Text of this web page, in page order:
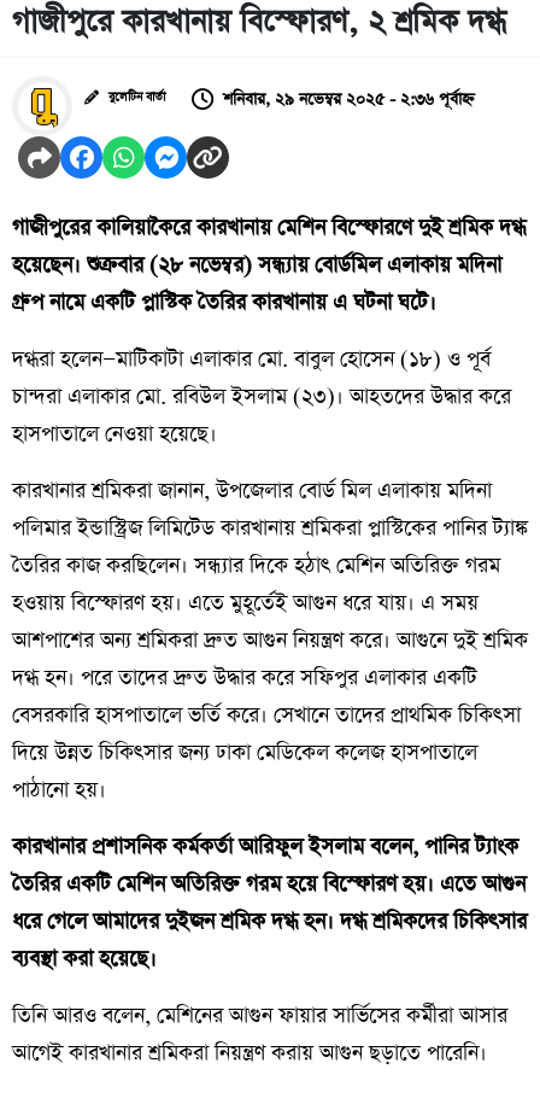
গাজীপুরে কারখানায় বিস্ফোরণ, ২ শ্রমিক দগ্ধ
বুলেটিন বার্তা শনিবার, ২৯ নভেম্বর ২০২৫ - ২:৩৬ পূর্বাহ্ন
গাজীপুরের কালিয়াকৈরে কারখানায় মেশিন বিস্ফোরণে দুই শ্রমিক দগ্ধ
হয়েছেন। শুক্রবার (২৮ নভেম্বর) সন্ধ্যায় বোর্ডমিল এলাকায় মদিনা
গ্রুপ নামে একটি প্লাস্টিক তৈরির কারখানায় এ ঘটনা ঘটে।
দগ্ধরা হলেন—মাটিকাটা এলাকার মো. বাবুল হোসেন (১৮) ও পূর্ব
চান্দরা এলাকার মো. রবিউল ইসলাম (২৩)। আহতদের উদ্ধার করে
হাসপাতালে নেওয়া হয়েছে।
কারখানার শ্রমিকরা জানান, উপজেলার বোর্ড মিল এলাকায় মদিনা
পলিমার ইন্ডাস্ট্রিজ লিমিটেড কারখানায় শ্রমিকরা প্লাস্টিকের পানির ট্যাঙ্ক
তৈরির কাজ করছিলেন। সন্ধ্যার দিকে হঠাৎ মেশিন অতিরিক্ত গরম
হওয়ায় বিস্ফোরণ হয়। এতে মুহূর্তেই আগুন ধরে যায়। এ সময়
আশপাশের অন্য শ্রমিকরা দ্রুত আগুন নিয়ন্ত্রণ করে। আগুনে দুই শ্রমিক
দগ্ধ হন। পরে তাদের দ্রুত উদ্ধার করে সফিপুর এলাকার একটি
বেসরকারি হাসপাতালে ভর্তি করে। সেখানে তাদের প্রাথমিক চিকিৎসা
দিয়ে উন্নত চিকিৎসার জন্য ঢাকা মেডিকেল কলেজ হাসপাতালে
পাঠানো হয়।
কারখানার প্রশাসনিক কর্মকর্তা আরিফুল ইসলাম বলেন, পানির ট্যাংক
তৈরির একটি মেশিন অতিরিক্ত গরম হয়ে বিস্ফোরণ হয়। এতে আগুন
ধরে গেলে আমাদের দুইজন শ্রমিক দগ্ধ হন। দগ্ধ শ্রমিকদের চিকিৎসার
ব্যবস্থা করা হয়েছে।
তিনি আরও বলেন, মেশিনের আগুন ফায়ার সার্ভিসের কর্মীরা আসার
আগেই কারখানার শ্রমিকরা নিয়ন্ত্রণ করায় আগুন ছড়াতে পারেনি।